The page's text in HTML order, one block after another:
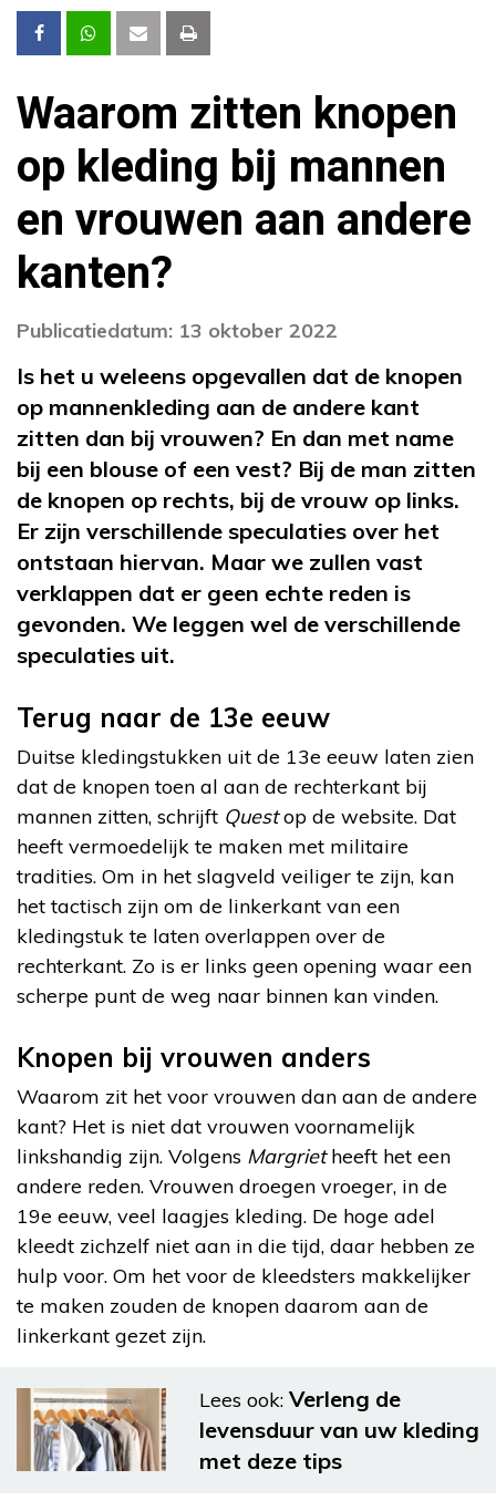
Waarom zitten knopen
op kleding bij mannen
en vrouwen aan andere
kanten?
Publicatiedatum: 13 oktober 2022
Is het u weleens opgevallen dat de knopen
op mannenkleding aan de andere kant
zitten dan bij vrouwen? En dan met name
bij een blouse of een vest? Bij de man zitten
de knopen op rechts, bij de vrouw op links.
Er zijn verschillende speculaties over het
ontstaan hiervan. Maar we zullen vast
verklappen dat er geen echte reden is
gevonden. We leggen wel de verschillende
speculaties uit.
Terug naar de 13e eeuw
Duitse kledingstukken uit de 13e eeuw laten zien
dat de knopen toen al aan de rechterkant bij
mannen zitten, schrijft Questop de website. Dat
heeft vermoedelijk te maken met militaire
tradities. Om in het slagveld veiliger te zijn, kan
het tactisch zijn om de linkerkant van een
kledingstuk te laten overlappen over de
rechterkant. Zo is er links geen opening waar een
scherpe punt de weg naar binnen kan vinden.
Knopen bij vrouwen anders
Waarom zit het voor vrouwen dan aan de andere
kant? Het is niet dat vrouwen voornamelijk
linkshandig zijn. Volgens Margrietheeft het een
andere reden. Vrouwen droegen vroeger, in de
19e eeuw, veel laagjes kleding. De hoge adel
kleedt zichzelf niet aan in die tijd, daar hebben ze
hulp voor. Om het voor de kleedsters makkelijker
te maken zouden de knopen daarom aan de
linkerkant gezet zijn.
Lees ook: Verleng de
levensduur van uw kleding
met deze tips